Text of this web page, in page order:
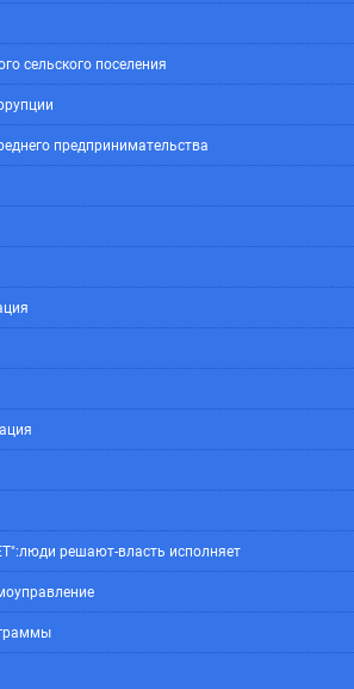
сельского поселения
предпринимательства
решают-власть исполняет